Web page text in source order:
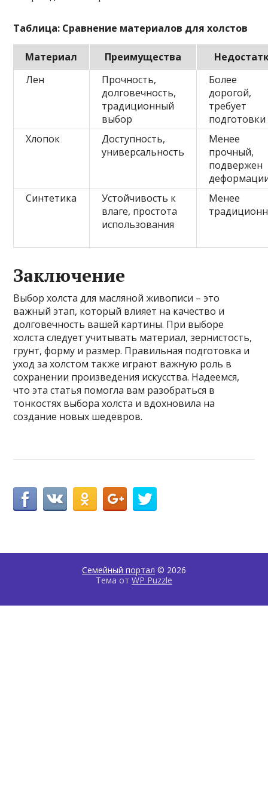
Таблица: Сравнение материалов для холстов
Материал Преимущества
Лен
Прочность,
долговечность,
традиционный
выбор
Более
дорогой,
требует
подготовки
Хлопок
Доступность,
универсальность
Менее
прочный,
подвержен
Синтетика
Устойчивость к
влаге, простота
использования
Менее
Заключение
Выбор холста для масляной живописи – это
важный этап, который влияет на качество и
долговечность вашей картины. При выборе
холста следует учитывать материал, зернистость,
грунт, форму и размер. Правильная подготовка и
уход за холстом также играют важную роль в
сохранении произведения искусства. Надеемся,
что эта статья помогла вам разобраться в
тонкостях выбора холста и вдохновила на
создание новых шедевров.
Семейный портал © 2026
Тема от WP Puzzle